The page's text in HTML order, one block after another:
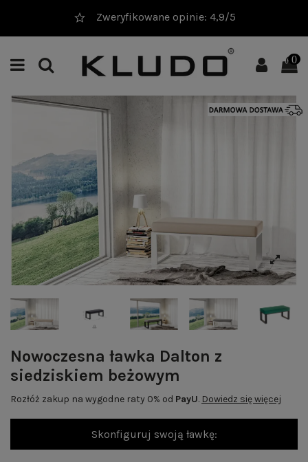
20 000+ sprzedanych produktów
0
Nowoczesna ławka Dalton z
siedziskiem beżowym
Rozłóż zakup na wygodne raty 0% od PayU. Dowiedz się więcej
Skonfiguruj swoją ławkę: